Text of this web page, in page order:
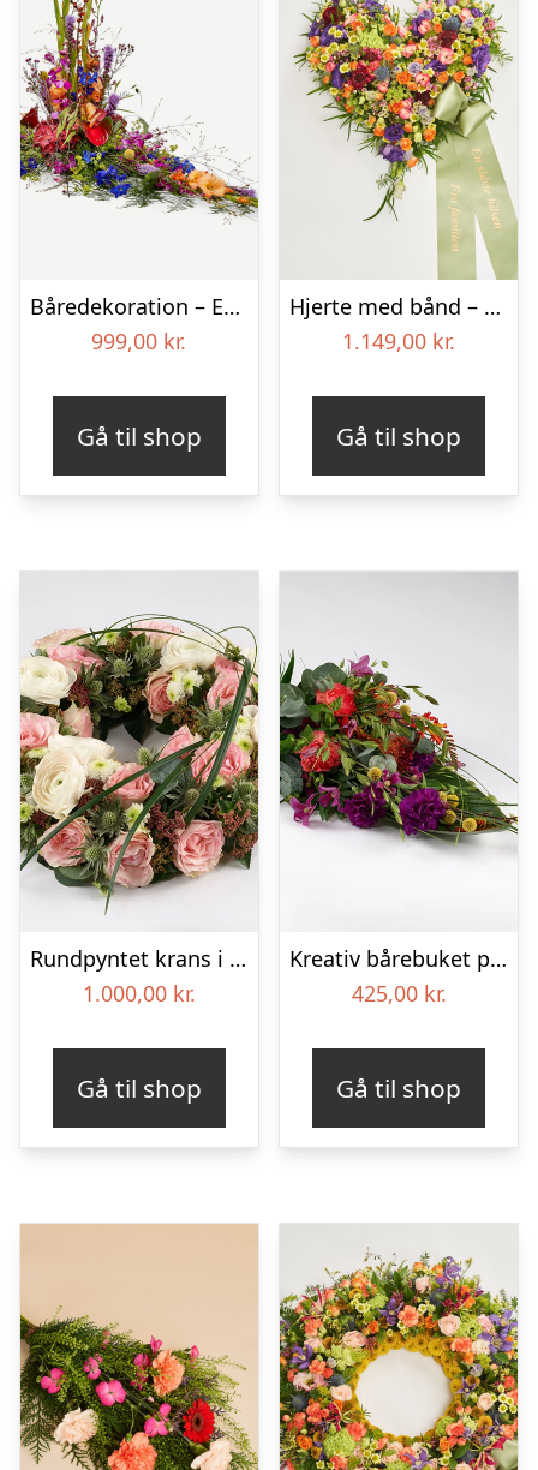
Båredekoration – Et farverigt farvel
999,00 kr.
Gå til shop
Hjerte med bånd – Floristens kreative valg
1.149,00 kr.
Gå til shop
Rundpyntet krans i lyse farver – Blomster til begravelse
1.000,00 kr.
Gå til shop
Kreativ bårebuket på stort blad – Blomster til begravelse
425,00 kr.
Gå til shop